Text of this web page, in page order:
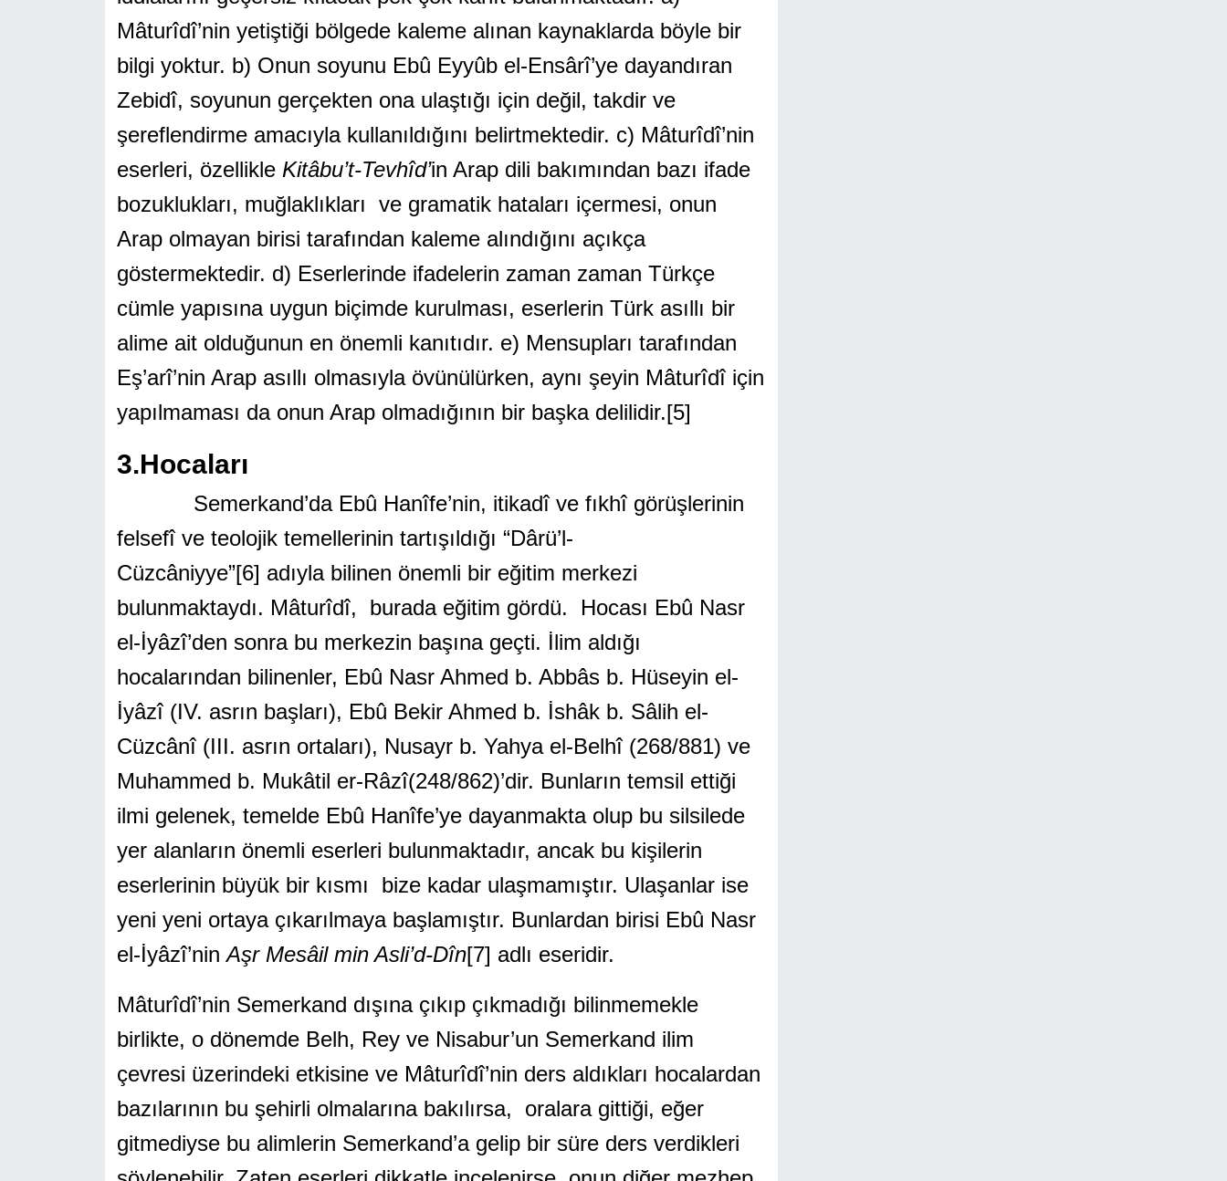
Mâturîdî’nin yetiştiği bölgede kaleme alınan kaynaklarda böyle bir
bilgi yoktur. b) Onun soyunu Ebû Eyyûb el-Ensârî’ye dayandıran
Zebidî, soyunun gerçekten ona ulaştığı için değil, takdir ve
şereflendirme amacıyla kullanıldığını belirtmektedir. c) Mâturîdî’nin
eserleri, özellikle Kitâbu’t-Tevhîd’in Arap dili bakımından bazı ifade
bozuklukları, muğlaklıkları ve gramatik hataları içermesi, onun
Arap olmayan birisi tarafından kaleme alındığını açıkça
göstermektedir. d) Eserlerinde ifadelerin zaman zaman Türkçe
cümle yapısına uygun biçimde kurulması, eserlerin Türk asıllı bir
alime ait olduğunun en önemli kanıtıdır. e) Mensupları tarafından
Eş’arî’nin Arap asıllı olmasıyla övünülürken, aynı şeyin Mâturîdî için
yapılmaması da onun Arap olmadığının bir başka delilidir.[5]
3.Hocaları
Semerkand’da Ebû Hanîfe’nin, itikadî ve fıkhî görüşlerinin
felsefî ve teolojik temellerinin tartışıldığı “Dârü’l-
Cüzcâniyye”[6] adıyla bilinen önemli bir eğitim merkezi
bulunmaktaydı. Mâturîdî, burada eğitim gördü. Hocası Ebû Nasr
el-İyâzî’den sonra bu merkezin başına geçti. İlim aldığı
hocalarından bilinenler, Ebû Nasr Ahmed b. Abbâs b. Hüseyin el-
İyâzî (IV. asrın başları), Ebû Bekir Ahmed b. İshâk b. Sâlih el-
Cüzcânî (III. asrın ortaları), Nusayr b. Yahya el-Belhî (268/881) ve
Muhammed b. Mukâtil er-Râzî(248/862)’dir. Bunların temsil ettiği
ilmi gelenek, temelde Ebû Hanîfe’ye dayanmakta olup bu silsilede
yer alanların önemli eserleri bulunmaktadır, ancak bu kişilerin
eserlerinin büyük bir kısmı bize kadar ulaşmamıştır. Ulaşanlar ise
yeni yeni ortaya çıkarılmaya başlamıştır. Bunlardan birisi Ebû Nasr
el-İyâzî’ninAşr Mesâil min Asli’d-Dîn[7] adlı eseridir.
Mâturîdî’nin Semerkand dışına çıkıp çıkmadığı bilinmemekle
birlikte, o dönemde Belh, Rey ve Nisabur’un Semerkand ilim
çevresi üzerindeki etkisine ve Mâturîdî’nin ders aldıkları hocalardan
bazılarının bu şehirli olmalarına bakılırsa, oralara gittiği, eğer
gitmediyse bu alimlerin Semerkand’a gelip bir süre ders verdikleri